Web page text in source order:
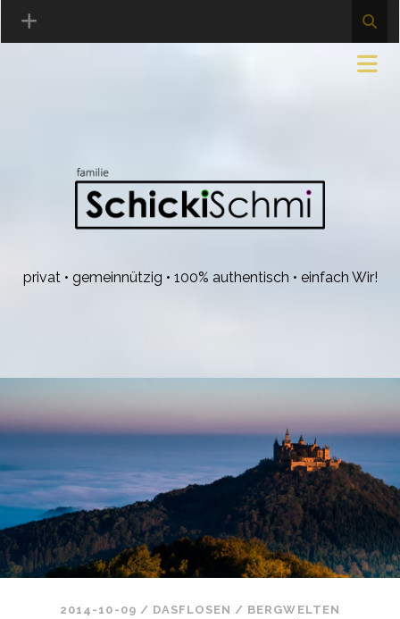
privat • gemeinnützig • 100% authentisch • einfach Wir!
2014-10-09 / DASFLOSEN / BERGWELTEN